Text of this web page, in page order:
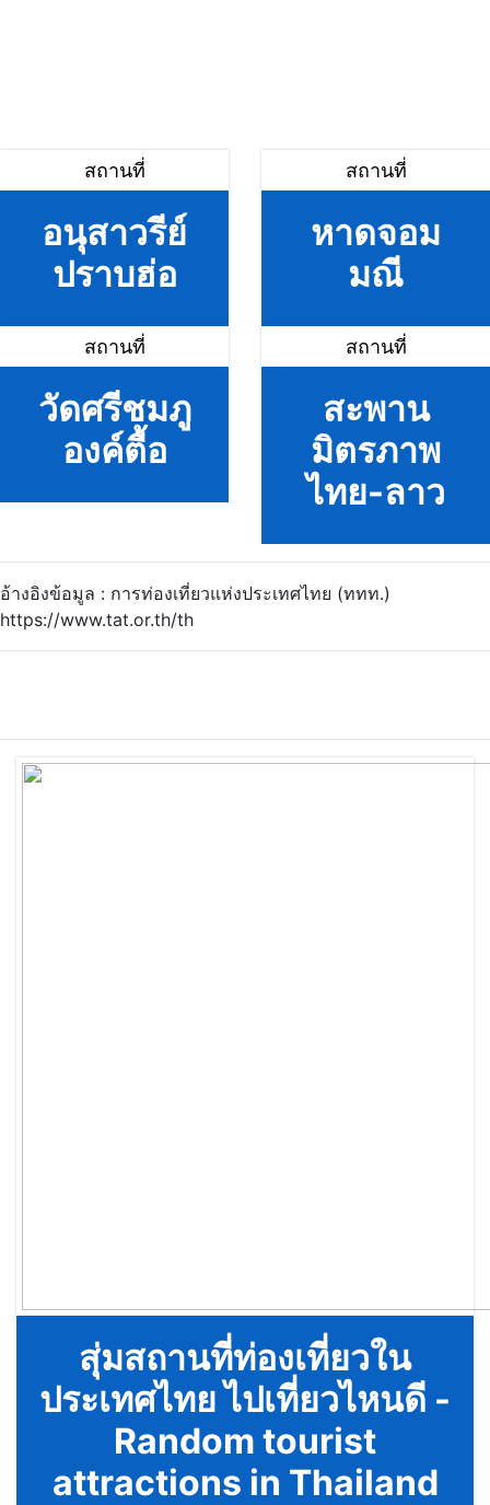
สถานที่
อนุสาวรีย์
ปราบฮ่อ
สถานที่
หาดจอม
มณี
สถานที่
วัดศรีชมภู
องค์ตื้อ
สถานที่
สะพาน
มิตรภาพ
ไทย-ลาว
อ้างอิงข้อมูล : การท่องเที่ยวแห่งประเทศไทย (ททท.)
https://www.tat.or.th/th
สุ่มสถานที่ท่องเที่ยวใน
ประเทศไทย ไปเที่ยวไหนดี -
Random tourist
attractions in Thailand